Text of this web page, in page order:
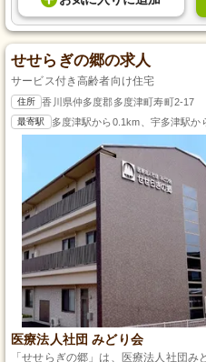
せせらぎの郷の求人
サービス付き高齢者向け住宅
住所 香川県仲多度郡多度津町寿町2-17
最寄駅 多度津駅から0.1km、宇多津駅
医療法人社団 みどり会
「せせらぎの郷」は、医療法人社団